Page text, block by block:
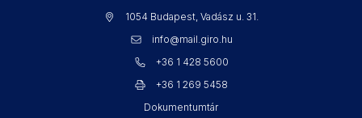
1054 Budapest, Vadász u. 31.
info@mail.giro.hu
+36 1 428 5600
+36 1 269 5458
Dokumentumtár